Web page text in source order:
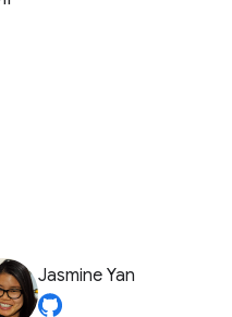
Jasmine Yan